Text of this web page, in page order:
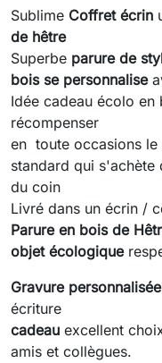
Sublime Coffret écrin
de hêtre
Superbe parure de
bois se personnalise
Idée cadeau écolo
récompenser
en toute occasions
standard qui s'achète
du coin
Livré dans un écrin /
Parure en bois de
objet écologique
Gravure personnalisée
écriture
cadeau excellent
amis et collègues.